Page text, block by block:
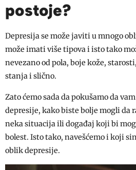
postoje?
Depresija se može javiti u mnogo
može imati više tipova i isto tako
nevezano od pola, boje kože,
stanja i slično.
Zato ćemo sada da pokušamo da
depresije, kako biste bolje mogli da
neka situacija ili događaj koji bi
bolest. Isto tako, navešćemo i koji
oblik depresije.